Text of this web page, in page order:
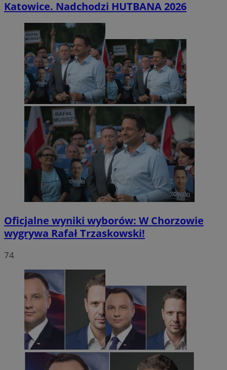
Katowice. Nadchodzi HUTBANA 2026
Oficjalne wyniki wyborów: W Chorzowie
wygrywa Rafał Trzaskowski!
74